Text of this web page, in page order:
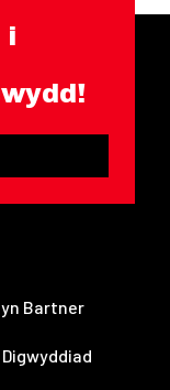
i
Bartner